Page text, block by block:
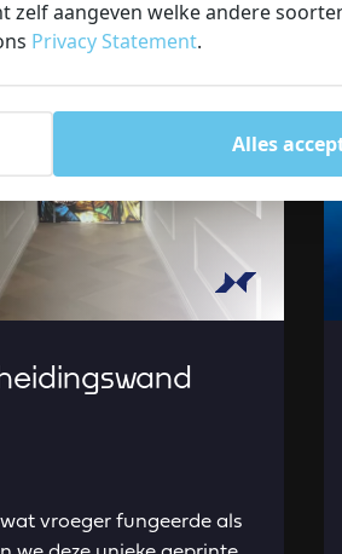
vroeger fungeerde als
zelf aangeven welke andere
Privacy Statement.
Alles